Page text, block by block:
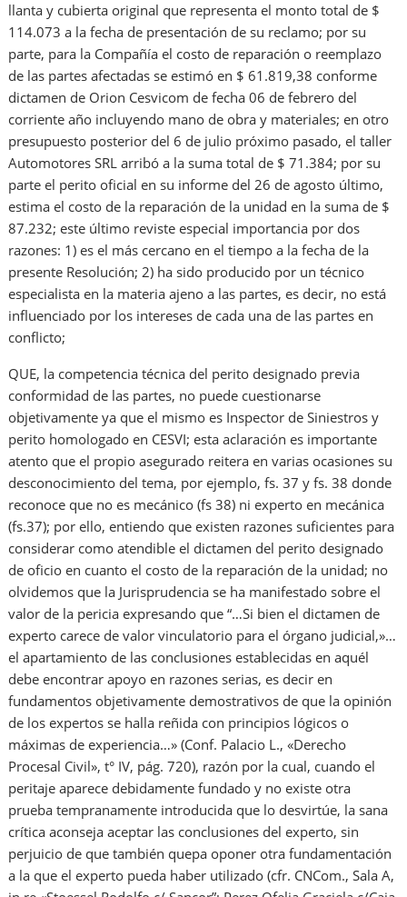
llanta y cubierta original que representa el monto total de $
114.073 a la fecha de presentación de su reclamo; por su
parte, para la Compañía el costo de reparación o reemplazo
de las partes afectadas se estimó en $ 61.819,38 conforme
dictamen de Orion Cesvicom de fecha 06 de febrero del
corriente año incluyendo mano de obra y materiales; en otro
presupuesto posterior del 6 de julio próximo pasado, el taller
Automotores SRL arribó a la suma total de $ 71.384; por su
parte el perito oficial en su informe del 26 de agosto último,
estima el costo de la reparación de la unidad en la suma de $
87.232; este último reviste especial importancia por dos
razones: 1) es el más cercano en el tiempo a la fecha de la
presente Resolución; 2) ha sido producido por un técnico
especialista en la materia ajeno a las partes, es decir, no está
influenciado por los intereses de cada una de las partes en
conflicto;
QUE, la competencia técnica del perito designado previa
conformidad de las partes, no puede cuestionarse
objetivamente ya que el mismo es Inspector de Siniestros y
perito homologado en CESVI; esta aclaración es importante
atento que el propio asegurado reitera en varias ocasiones su
desconocimiento del tema, por ejemplo, fs. 37 y fs. 38 donde
reconoce que no es mecánico (fs 38) ni experto en mecánica
(fs.37); por ello, entiendo que existen razones suficientes para
considerar como atendible el dictamen del perito designado
de oficio en cuanto el costo de la reparación de la unidad; no
olvidemos que la Jurisprudencia se ha manifestado sobre el
valor de la pericia expresando que “…Si bien el dictamen de
experto carece de valor vinculatorio para el órgano judicial,»…
el apartamiento de las conclusiones establecidas en aquél
debe encontrar apoyo en razones serias, es decir en
fundamentos objetivamente demostrativos de que la opinión
de los expertos se halla reñida con principios lógicos o
máximas de experiencia…» (Conf. Palacio L., «Derecho
Procesal Civil», t° IV, pág. 720), razón por la cual, cuando el
peritaje aparece debidamente fundado y no existe otra
prueba tempranamente introducida que lo desvirtúe, la sana
crítica aconseja aceptar las conclusiones del experto, sin
perjuicio de que también quepa oponer otra fundamentación
a la que el experto pueda haber utilizado (cfr. CNCom., Sala A,